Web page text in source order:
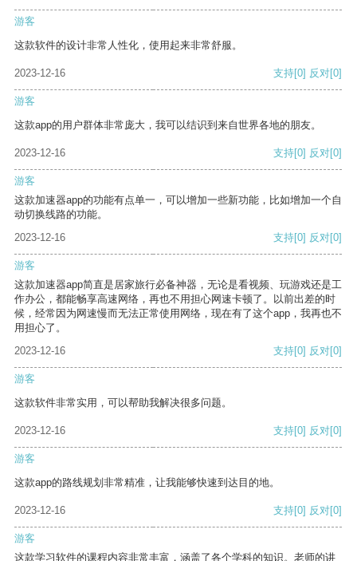
游客
这款软件的设计非常人性化，使用起来非常舒服。
2023-12-16 支持[0] 反对[0]
游客
这款app的用户群体非常庞大，我可以结识到来自世界各地的朋友。
2023-12-16 支持[0] 反对[0]
游客
这款加速器app的功能有点单一，可以增加一些新功能，比如增加一个自
动切换线路的功能。
2023-12-16
支持[0] 反对[0]
游客
这款加速器app简直是居家旅行必备神器，无论是看视频、玩游戏还是工
作办公，都能畅享高速网络，再也不用担心网速卡顿了。以前出差的时
候，经常因为网速慢而无法正常使用网络，现在有了这个app，我再也不
用担心了。
2023-12-16
支持[0] 反对[0]
游客
这款软件非常实用，可以帮助我解决很多问题。
2023-12-16 支持[0] 反对[0]
游客
这款app的路线规划非常精准，让我能够快速到达目的地。
2023-12-16 支持[0] 反对[0]
游客
这款学习软件的课程内容非常丰富，涵盖了各个学科的知识。老师的讲